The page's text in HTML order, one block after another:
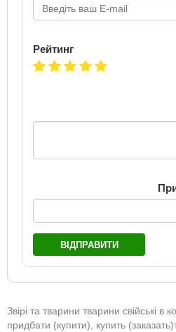
Рейтинг
ВІДПРАВИТИ
Звірі та тварини тварини свійські в
придбати (купити), купить